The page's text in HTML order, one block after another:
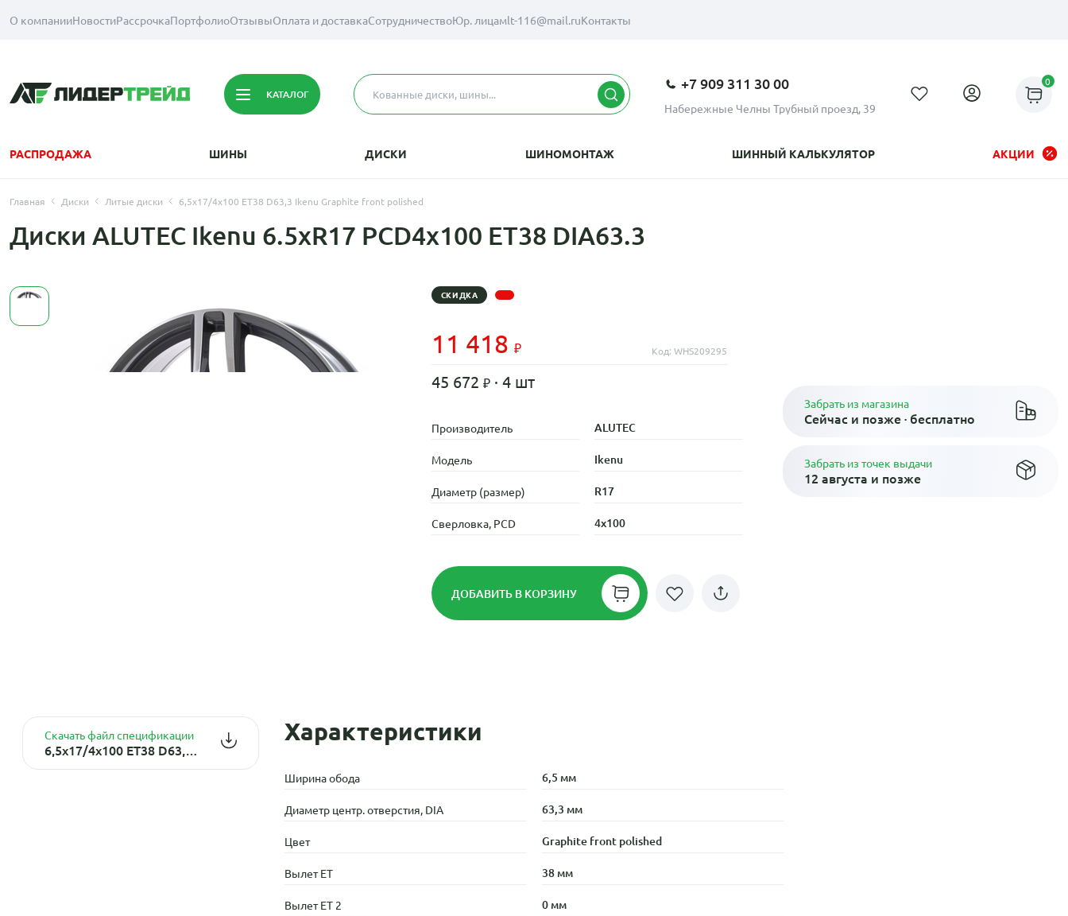
О компанииНовостиРассрочкаПортфолиоОтзывыОплата и доставкаСотрудничествоЮр. лицамlt-116@mail.ruКонтакты
КАТАЛОГ
+7 909 311 30 00
Набережные Челны Трубный проезд, 39
0
РАСПРОДАЖА ШИНЫ ДИСКИ ШИНОМОНТАЖ ШИННЫЙ КАЛЬКУЛЯТОР АКЦИИ
Главная Диски Литые диски 6,5x17/4x100 ET38 D63,3 Ikenu Graphite front polished
Диски ALUTEC Ikenu 6.5xR17 PCD4x100 ET38 DIA63.3
СКИДКА
11 418 Код: WHS209295
45 672 · 4 шт
Производитель ALUTEC
Модель Ikenu
Диаметр (размер) R17
Сверловка, PCD 4x100
ДОБАВИТЬ В КОРЗИНУ
Забрать из магазина
Сейчас и позже · бесплатно
Забрать из точек выдачи
12 августа и позже
Скачать файл спецификации
6,5x17/4x100 ET38 D63,3 Ikenu Graphite front polished
Характеристики
Ширина обода 6,5 мм
Диаметр центр. отверстия, DIA 63,3 мм
Цвет Graphite front polished
Вылет ET 38 мм
Вылет ET 2 0 мм